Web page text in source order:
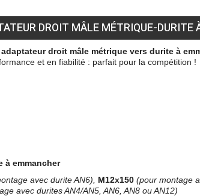
DROIT MÂLE MÉTRIQUE-DURITE
adaptateur droit mâle métrique vers durite à
et en fiabilité : parfait pour la compétition !
à emmancher
avec durite AN6), M12x150 (pour montage
avec durites AN4/AN5, AN6, AN8 ou AN12)